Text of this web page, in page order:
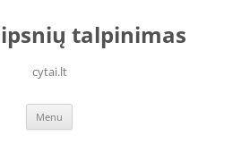
talpinimas
cytai.lt
Menu